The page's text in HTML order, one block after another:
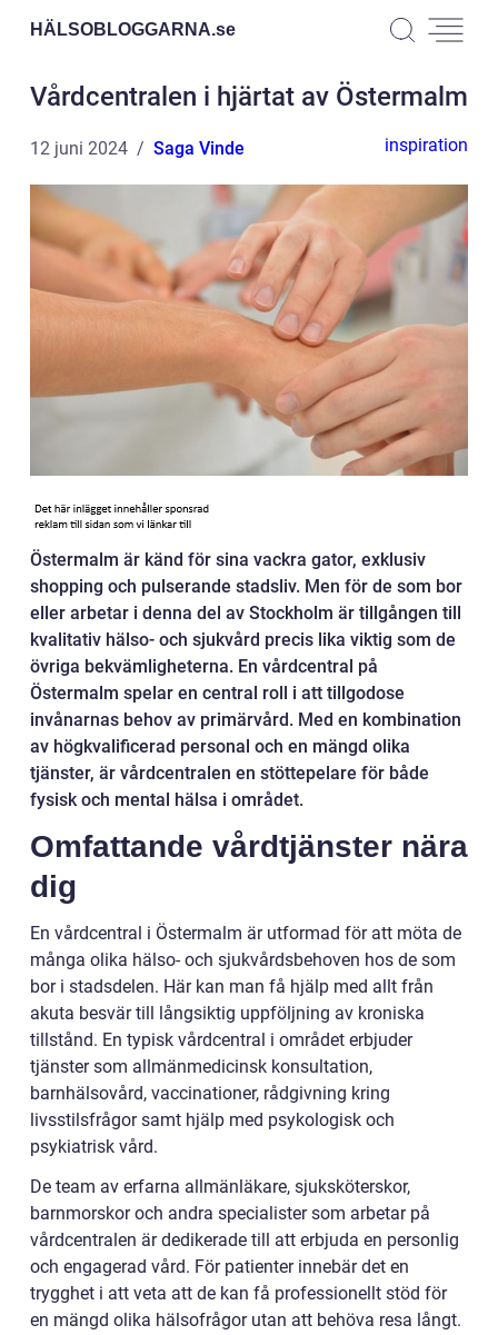
HÄLSOBLOGGARNA.se
Vårdcentralen i hjärtat av Östermalm
12 juni 2024 Saga Vinde inspiration
Östermalm är känd för sina vackra gator, exklusiv
shopping och pulserande stadsliv. Men för de som bor
eller arbetar i denna del av Stockholm är tillgången till
kvalitativ hälso- och sjukvård precis lika viktig som de
övriga bekvämligheterna. En vårdcentral på
Östermalm spelar en central roll i att tillgodose
invånarnas behov av primärvård. Med en kombination
av högkvalificerad personal och en mängd olika
tjänster, är vårdcentralen en stöttepelare för både
fysisk och mental hälsa i området.
Omfattande vårdtjänster nära
dig
En vårdcentral i Östermalm är utformad för att möta de
många olika hälso- och sjukvårdsbehoven hos de som
bor i stadsdelen. Här kan man få hjälp med allt från
akuta besvär till långsiktig uppföljning av kroniska
tillstånd. En typisk vårdcentral i området erbjuder
tjänster som allmänmedicinsk konsultation,
barnhälsovård, vaccinationer, rådgivning kring
livsstilsfrågor samt hjälp med psykologisk och
psykiatrisk vård.
De team av erfarna allmänläkare, sjuksköterskor,
barnmorskor och andra specialister som arbetar på
vårdcentralen är dedikerade till att erbjuda en personlig
och engagerad vård. För patienter innebär det en
trygghet i att veta att de kan få professionellt stöd för
en mängd olika hälsofrågor utan att behöva resa långt.